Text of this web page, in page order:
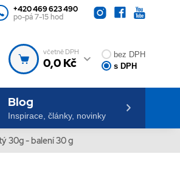
+420 469 623 490
po-pá 7-15 hod
včetně DPH
0,0 Kč
bez DPH
s DPH
Blog
Inspirace, články, novinky
30g - balení 30 g